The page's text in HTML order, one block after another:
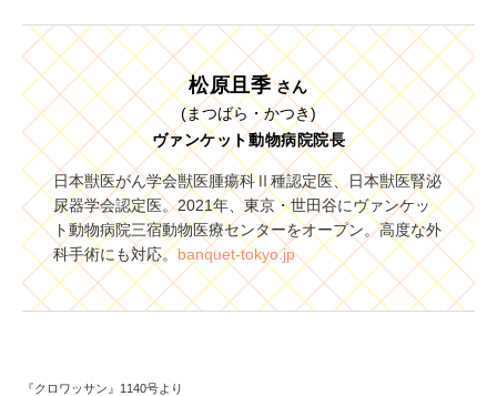
松原且季 さん
(まつばら・かつき)
ヴァンケット動物病院院長
日本獣医がん学会獣医腫瘍科Ⅱ種認定医、日本獣医腎泌
尿器学会認定医。2021年、東京・世田谷にヴァンケッ
ト動物病院三宿動物医療センターをオープン。高度な外
科手術にも対応。banquet-tokyo.jp
『クロワッサン』1140号より